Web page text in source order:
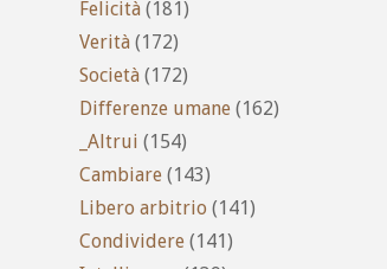
Felicità (181)
Verità (172)
Società (172)
Differenze umane (162)
_Altrui (154)
Cambiare (143)
Libero arbitrio (141)
Condividere (141)